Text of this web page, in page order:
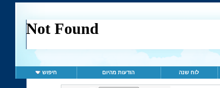
לוח שנה הודעות מהיום חיפוש